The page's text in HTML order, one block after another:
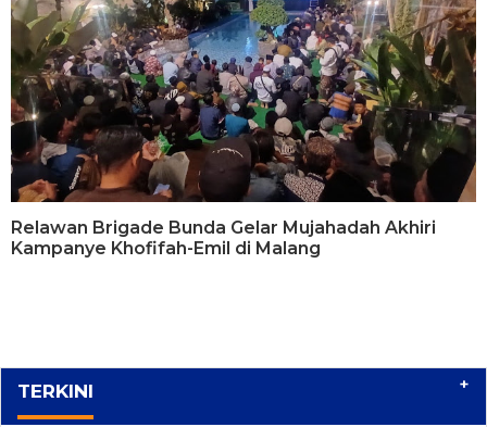
Relawan Brigade Bunda Gelar Mujahadah Akhiri
Kampanye Khofifah-Emil di Malang
TERKINI +